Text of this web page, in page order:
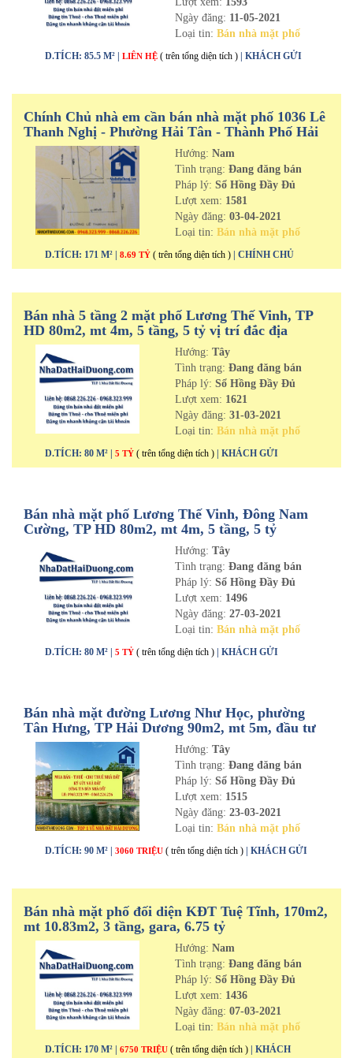
Ngày đăng: 11-05-2021
Loại tin: Bán nhà mặt phố
D.TÍCH: 85.5 M² | LIÊN HỆ ( trên tổng diện tích ) | KHÁCH GỬI
Chính Chủ nhà em cần bán nhà mặt phố 1036 Lê
Thanh Nghị - Phường Hải Tân - Thành Phố Hải
Dương
Hướng: Nam
Tình trạng: Đang đăng bán
Pháp lý: Sổ Hồng Đầy Đủ
Lượt xem: 1581
Ngày đăng: 03-04-2021
Loại tin: Bán nhà mặt phố
D.TÍCH: 171 M² | 8.69 TỶ ( trên tổng diện tích ) | CHÍNH CHỦ
Bán nhà 5 tầng 2 mặt phố Lương Thế Vinh, TP
HD 80m2, mt 4m, 5 tầng, 5 tỷ vị trí đắc địa
Hướng: Tây
Tình trạng: Đang đăng bán
Pháp lý: Sổ Hồng Đầy Đủ
Lượt xem: 1621
Ngày đăng: 31-03-2021
Loại tin: Bán nhà mặt phố
D.TÍCH: 80 M² | 5 TỶ ( trên tổng diện tích ) | KHÁCH GỬI
Bán nhà mặt phố Lương Thế Vinh, Đông Nam
Cường, TP HD 80m2, mt 4m, 5 tầng, 5 tỷ
Hướng: Tây
Tình trạng: Đang đăng bán
Pháp lý: Sổ Hồng Đầy Đủ
Lượt xem: 1496
Ngày đăng: 27-03-2021
Loại tin: Bán nhà mặt phố
D.TÍCH: 80 M² | 5 TỶ ( trên tổng diện tích ) | KHÁCH GỬI
Bán nhà mặt đường Lương Như Học, phường
Tân Hưng, TP Hải Dương 90m2, mt 5m, đầu tư
cực tốt
Hướng: Tây
Tình trạng: Đang đăng bán
Pháp lý: Sổ Hồng Đầy Đủ
Lượt xem: 1515
Ngày đăng: 23-03-2021
Loại tin: Bán nhà mặt phố
D.TÍCH: 90 M² | 3060 TRIỆU ( trên tổng diện tích ) | KHÁCH GỬI
Bán nhà mặt phố đối diện KĐT Tuệ Tĩnh, 170m2,
mt 10.83m2, 3 tầng, gara, 6.75 tỷ
Hướng: Nam
Tình trạng: Đang đăng bán
Pháp lý: Sổ Hồng Đầy Đủ
Lượt xem: 1436
Ngày đăng: 07-03-2021
Loại tin: Bán nhà mặt phố
D.TÍCH: 170 M² | 6750 TRIỆU ( trên tổng diện tích )
| KHÁCH